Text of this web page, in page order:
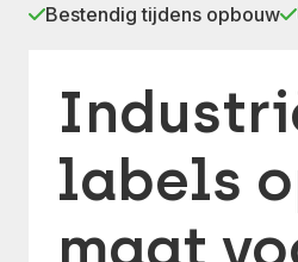
Bestendig tijdens opbouw
labels
maat